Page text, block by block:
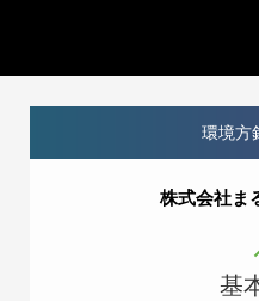
環境方
株式会社ま
基